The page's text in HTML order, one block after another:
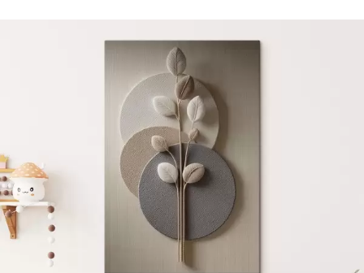
Яскраві, насичені кольори
Стійкість до вицвітання
Безпечне чорнило без запаху
Поверхня з текстурою полотна
Екологічний матеріал
Преміум
Від363
Яскраві, насичені кольори
Стійкість до вицвітання
Безпечне чорнило без запаху